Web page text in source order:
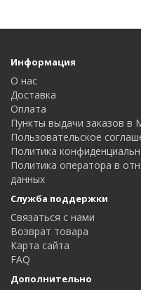
Информация
О нас
Доставка
Оплата
Пункты выдачи заказов в
Пользовательское
Политика
Политика оператора в
данных
Служба поддержки
Связаться с нами
Возврат товара
Карта сайта
FAQ
Дополнительно